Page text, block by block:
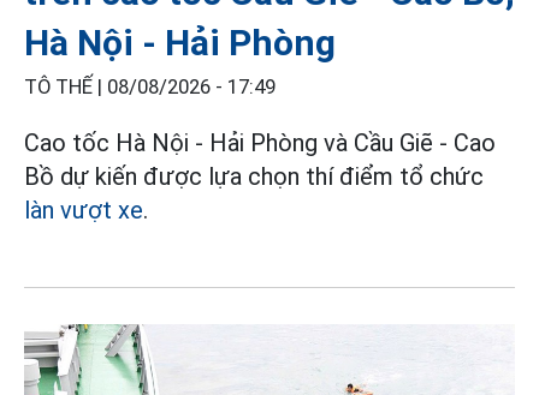
Hà Nội - Hải Phòng
TÔ THẾ | 08/08/2026 - 17:49
Cao tốc Hà Nội - Hải Phòng và Cầu Giẽ - Cao
Bồ dự kiến được lựa chọn thí điểm tổ chức
làn vượt xe.